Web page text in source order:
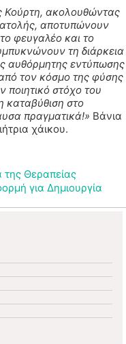
Κούρτη, ακολουθώντας
αποτυπώνουν
φευγαλέο και το
τη διάρκεια
αυθόρμητης εντύπωσης
τον κόσμο της φύσης
ποιητικό στόχο του
καταβύθιση στο
πραγματικά!» Βάνια
χάικου.
της Θεραπείας
για Δημιουργία